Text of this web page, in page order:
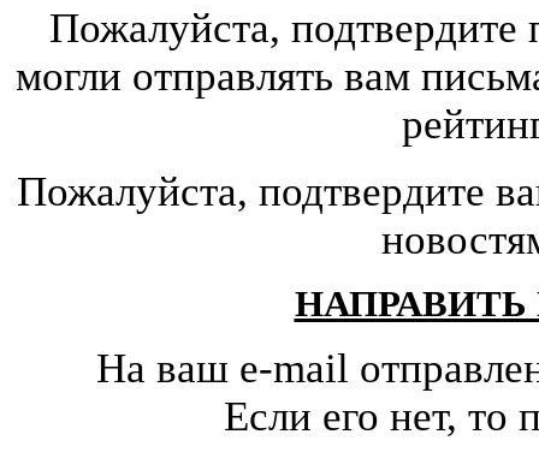
Пожалуйста,
могли отправлять вам
Пожалуйста, подтвердите
На ваш e-mail
Если его нет,